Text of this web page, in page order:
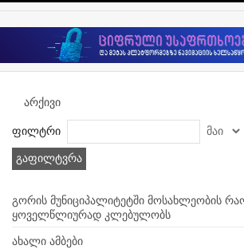
არქივი
ფილტრი
გაფილტვრა
გორის მუნიციპალიტეტში მოსახლეობის
ყოველწლიურად კლებულობს
ახალი ამბები